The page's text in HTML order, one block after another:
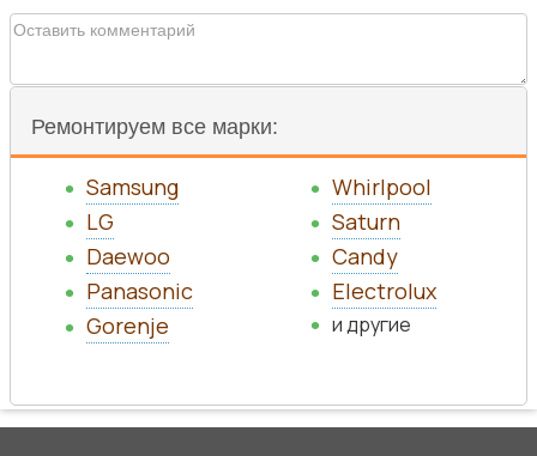
Ремонтируем все марки:
Samsung
LG
Daewoo
Panasonic
Gorenje
Whirlpool
Saturn
Candy
Electrolux
и другие